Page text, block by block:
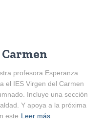
profesora Esperanza
el IES Virgen del Carmen
Incluye una sección
Y apoya a la próxima
este Leer más